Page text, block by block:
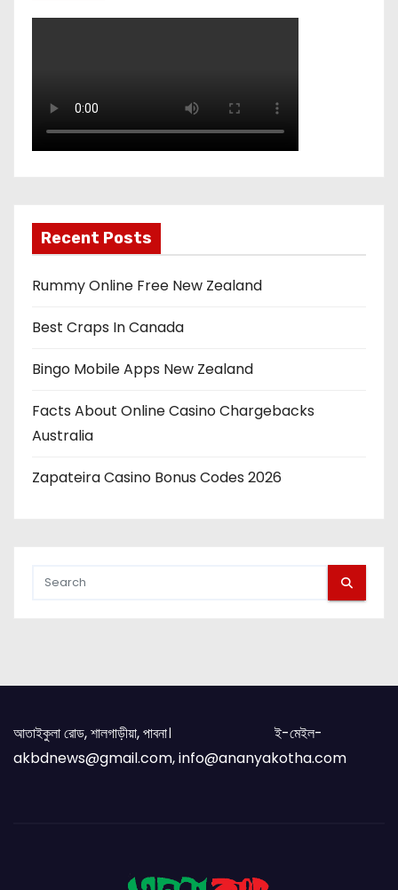
Recent Posts
Rummy Online Free New Zealand
Best Craps In Canada
Bingo Mobile Apps New Zealand
Facts About Online Casino Chargebacks
Australia
Zapateira Casino Bonus Codes 2026
আতাইকুলা রোড, শালগাড়ীয়া, পাবনা। ই-মেইল-
akbdnews@gmail.com, info@ananyakotha.com